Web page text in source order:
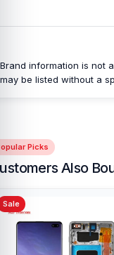
Brand information is not
may be listed without a
Picks
Also
Sale